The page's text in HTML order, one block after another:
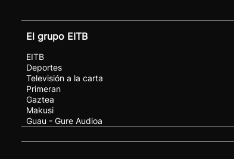
El grupo EITB
EITB
Deportes
Televisión a la carta
Primeran
Gaztea
Makusi
Guau - Gure Audioa